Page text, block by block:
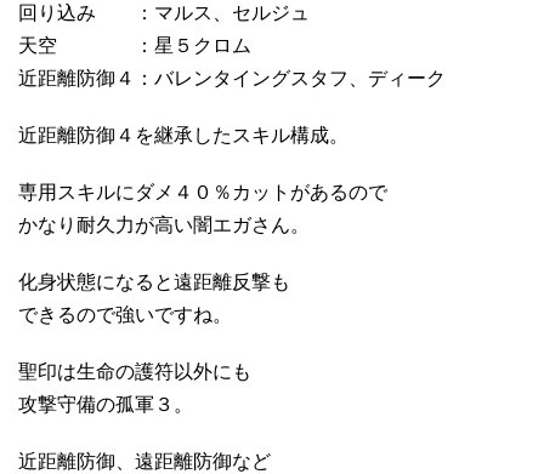
回り込み ：マルス、セルジュ
天空 ：星５クロム
近距離防御４：バレンタイングスタフ、ディーク
近距離防御４を継承したスキル構成。
専用スキルにダメ４０％カットがあるので
かなり耐久力が高い闇エガさん。
化身状態になると遠距離反撃も
できるので強いですね。
聖印は生命の護符以外にも
攻撃守備の孤軍３。
近距離防御、遠距離防御など